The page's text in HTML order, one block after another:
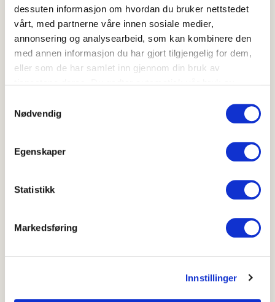
dessuten informasjon om hvordan du bruker nettstedet
vårt, med partnerne våre innen sosiale medier,
annonsering og analysearbeid, som kan kombinere den
med annen informasjon du har gjort tilgjengelig for dem,
eller som de har samlet inn gjennom din bruk av
Nødvendig
Egenskaper
Statistikk
Markedsføring
Innstillinger
Mocktail med rabarbra